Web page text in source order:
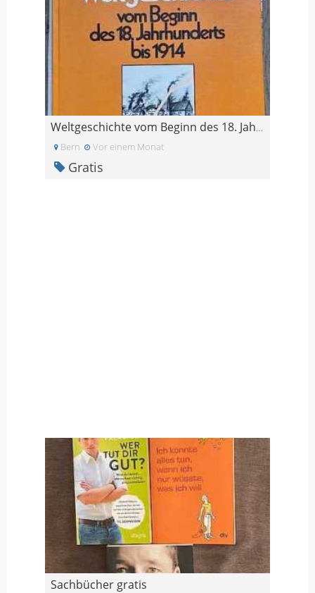
Weltgeschichte vom Beginn des 18. Jahrhunderts bis
Bern Vor einem Monat
Gratis
Sachbücher gratis